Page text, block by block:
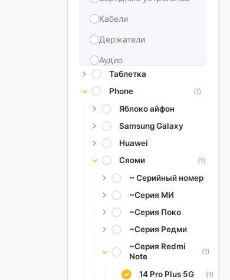
Кабели
Держатели
Аудио
Воспоминания и
хранение
Автомобильные
аксессуары
Внешний аккумулятор
Converter Adapter
Stylus
Tags
Запасная батарея
Защитные пленки для
камеры
Таблетка
Phone
(1)
Яблоко айфон
Samsung Galaxy
Huawei
Сяоми
(1)
~ Серийный номер
~Серия МИ
~Серия Поко
~Серия Редми
~Серия Redmi
Note
(1)
14 Pro Plus 5G (1)